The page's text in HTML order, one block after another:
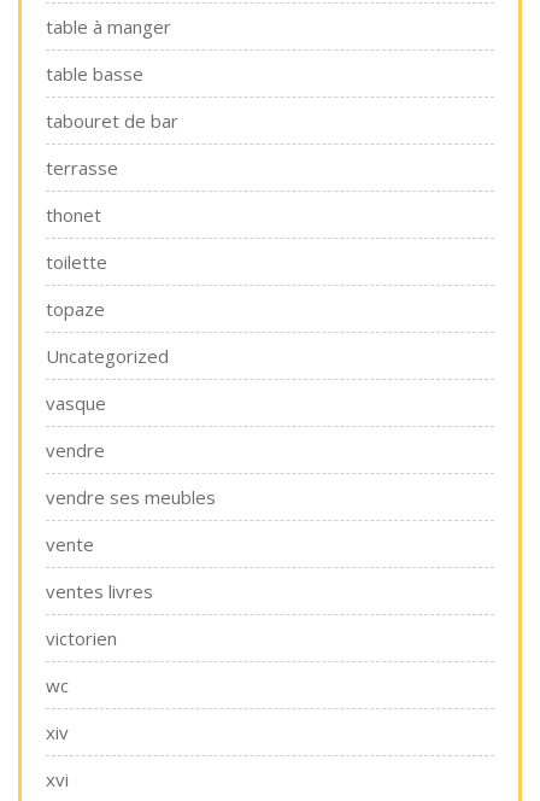
table à manger
table basse
tabouret de bar
terrasse
thonet
toilette
topaze
Uncategorized
vasque
vendre
vendre ses meubles
vente
ventes livres
victorien
wc
xiv
xvi